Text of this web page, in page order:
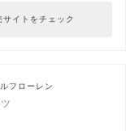
サイトをチェック
フローレン